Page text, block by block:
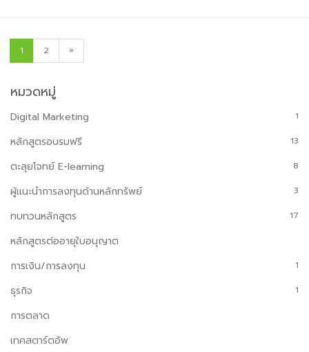
1 2 »
หมวดหมู่
Digital Marketing 1
หลักสูตรอบรมฟรี 13
ตะลุยโจทย์ E-learning 8
ผู้แนะนำการลงทุนด้านหลักทรัพย์ 3
ทบทวนหลักสูตร 17
หลักสูตรต่ออายุใบอนุญาต
การเงิน/การลงทุน
1
ธุรกิจ 1
การตลาด
เทคสตาร์ตอัพ